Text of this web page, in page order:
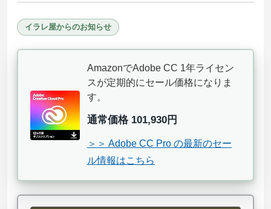
イラレ屋からのお知らせ
AmazonでAdobe CC 1年ライセン
スが定期的にセール価格になりま
す。
通常価格 101,930円
＞＞ Adobe CC Pro の最新のセー
ル情報はこちら